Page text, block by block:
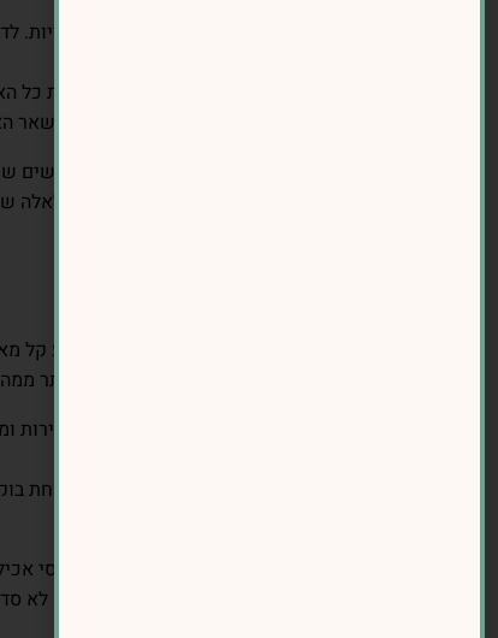
🔹 מה עושים? תכנני מראש את הארוחות המרכזיות.
🔹 תכנני גם מתי לאכול בחוץ – זה לא חייב להיות כל
לבחור ארוחה אחת מרכזית מחוץ לבית ולדאוג ששאר
💡 מחקר שנערך באוניברסיטת קורנל מצא כי אנשים
מצליחים לשמור על משקל יציב יותר בהשוואה לאלה
זה לא הזמן לנשנושים בלתי נגמרים. בסופי שבוע קל
אחת לשנייה ולגלות בסוף היום שאכלת הרבה יותר
🔹 הפתרון? שימרי על 2-3 ארוחות
🔹 אל תדלגי על ארוחות – אם את מדלגת על ארוחת
💡 מחקרים מראים שכשאנשים שומרים על דפוסי